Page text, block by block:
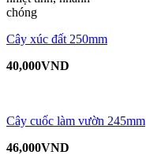
chóng
Cây xúc đất 250mm
40,000VND
Cây cuốc làm vườn 245mm
46,000VND